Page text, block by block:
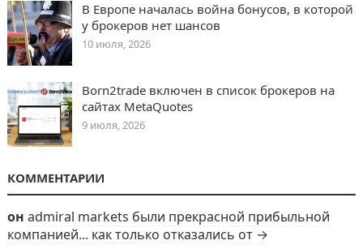
В Европе началась война бонусов, в которой
у брокеров нет шансов
10 июля, 2026
Born2trade включен в список брокеров на
сайтах MetaQuotes
9 июля, 2026
КОММЕНТАРИИ
он admiral markets были прекрасной прибыльной
компанией... как только отказались от →